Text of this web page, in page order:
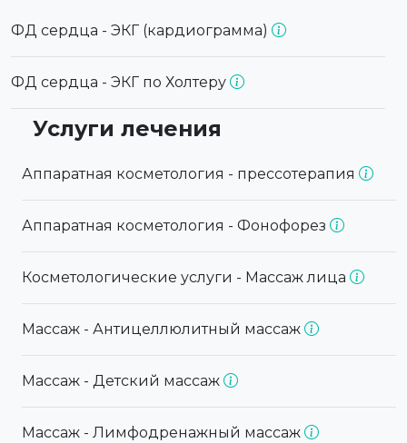
ФД сердца - ЭКГ (кардиограмма)
ФД сердца - ЭКГ по Холтеру
Услуги лечения
Аппаратная косметология - прессотерапия
Аппаратная косметология - Фонофорез
Косметологические услуги - Массаж лица
Массаж - Антицеллюлитный массаж
Массаж - Детский массаж
Массаж - Лимфодренажный массаж